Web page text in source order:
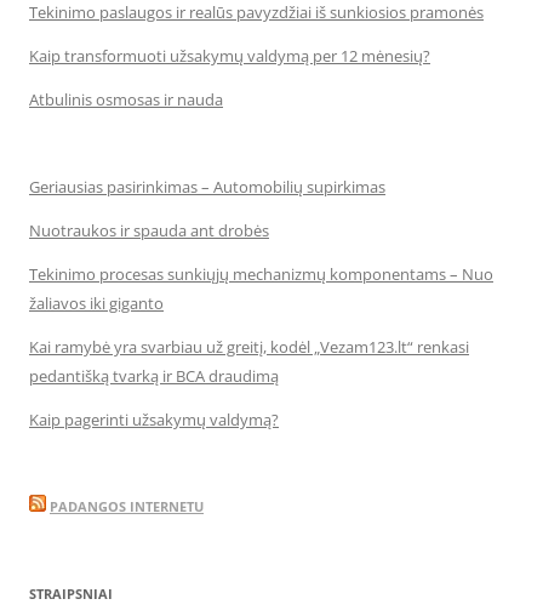
Tekinimo paslaugos ir realūs pavyzdžiai iš sunkiosios pramonės
Kaip transformuoti užsakymų valdymą per 12 mėnesių?
Atbulinis osmosas ir nauda
Geriausias pasirinkimas – Automobilių supirkimas
Nuotraukos ir spauda ant drobės
Tekinimo procesas sunkiųjų mechanizmų komponentams – Nuo
žaliavos iki giganto
Kai ramybė yra svarbiau už greitį, kodėl „Vezam123.lt“ renkasi
pedantišką tvarką ir BCA draudimą
Kaip pagerinti užsakymų valdymą?
PADANGOS INTERNETU
STRAIPSNIAI